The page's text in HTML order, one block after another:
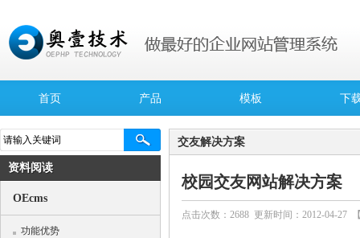
首页 产品 模板 下
资料阅读
OEcms
功能优势
交友解决方案
校园交友网站解决方案
点击次数： 2688 更新时间：2012-04-27